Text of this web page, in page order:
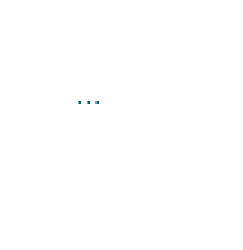
...